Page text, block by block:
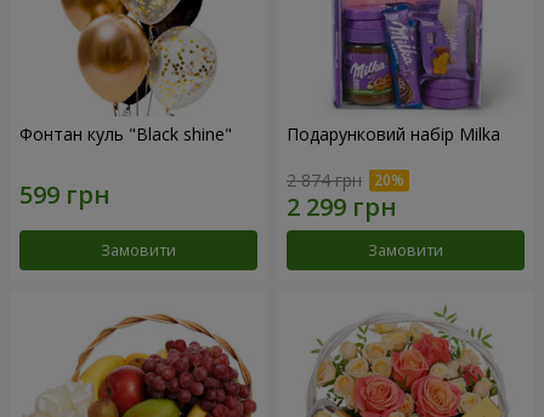
Фонтан куль "Black shine"
Замовити
Подарунковий набір Milka
2 874 грн
Замовити